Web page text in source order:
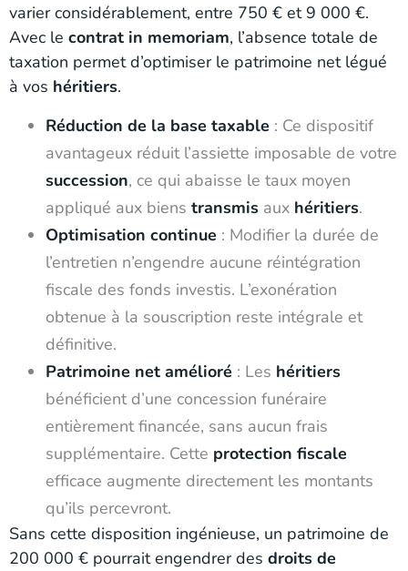
varier considérablement, entre 750 € et 9 000 €.
Avec le contrat in memoriam, l’absence totale de
taxation permet d’optimiser le patrimoine net légué
à vos héritiers.
Réduction de la base taxable : Ce dispositif
avantageux réduit l’assiette imposable de votre
succession, ce qui abaisse le taux moyen
appliqué aux biens transmis aux héritiers.
Optimisation continue : Modifier la durée de
l’entretien n’engendre aucune réintégration
fiscale des fonds investis. L’exonération
obtenue à la souscription reste intégrale et
définitive.
Patrimoine net amélioré : Les héritiers
bénéficient d’une concession funéraire
entièrement financée, sans aucun frais
supplémentaire. Cette protection fiscale
efficace augmente directement les montants
qu’ils percevront.
Sans cette disposition ingénieuse, un patrimoine de
200 000 € pourrait engendrer des droits de